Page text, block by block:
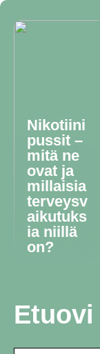
Nikotiini
pussit –
mitä ne
ovat ja
millaisia
terveysv
aikutuks
ia niillä
on?